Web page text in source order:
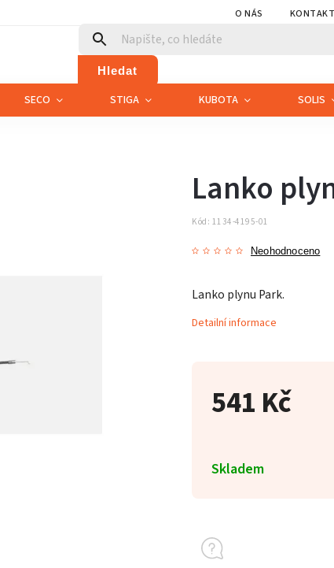
O NÁS
Hledat
SECO STIGA KUBOTA SOLIS
541 Kč
Skladem
Lanko
Kód: 1134-4195-01
Neohodnoceno
Lanko plynu Park.
Detailní informace